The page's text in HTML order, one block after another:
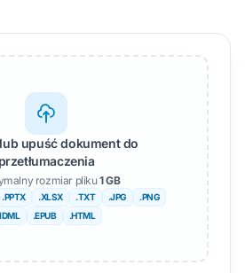
upuść dokument do
przetłumaczenia
rozmiar pliku1 GB
.PPTX .XLSX .TXT .JPG
.PNG
.EPUB .HTML